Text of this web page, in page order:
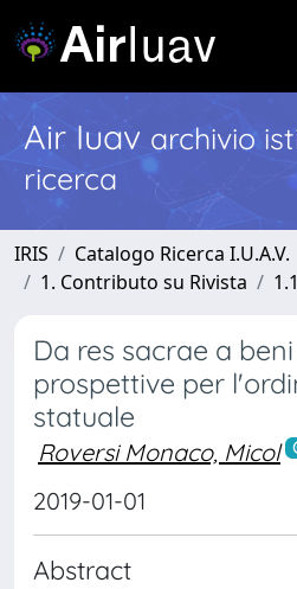
Air Iuav archivio
ricerca
IRIS
Catalogo Ricerca I.U.A.V.
1. Contributo su Rivista
Da res sacrae a
prospettive per
statuale
Roversi Monaco, Micol
2019-01-01
Abstract